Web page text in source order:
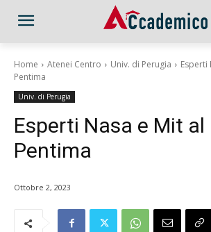
Home Atenei Centro Univ. di Perugia
Esperti
Pentima
Univ. di Perugia
Esperti Nasa e Mit al
Pentima
Ottobre 2, 2023